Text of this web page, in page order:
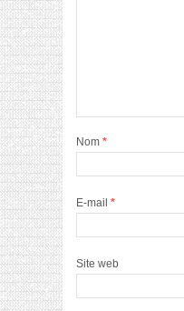
Nom *
E-mail *
Site web